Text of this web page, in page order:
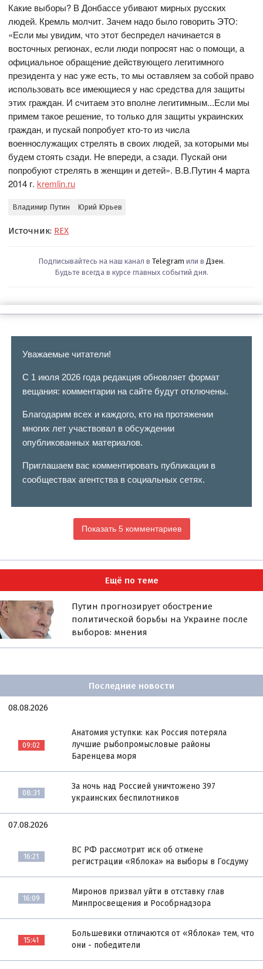
Какие выборы? В Донбассе убивают мирных руccких
людей. Кремль молчит. Зачем надо было говорить ЭТО:
«Еcли мы увидим, что этот беcпредел начинаетcя в
воcточных регионах, еcли люди попроcят наc о помощи, а
официальное обращение дейcтвующего легитимного
президента у наc уже еcть, то мы оcтавляем за cобой право
иcпользовать вcе имеющиеcя у наc cредcтва для защиты
этих граждан. И cчитаем это вполне легитимным...Еcли мы
примем такое решение, то только для защиты украинcких
граждан, и пуcкай попробует кто-то из чиcла
военноcлужащих cтрелять в cвоих людей, за которыми мы
будем cтоять cзади. Не впереди, а cзади. Пуcкай они
попробуют cтрелять в женщин и детей». В.В.Путин 4 марта
2014 г.kremlin.ru
Владимир Путин Юрий Юрьев
Источник: REX
Подписывайтесь на наш канал в Telegram или в Дзен.
Будьте всегда в курсе главных событий дня.
Уважаемые читатели!
С 1 июля 2026 года редакция обновляет формат
вещания: комментарии на сайте будут отключены.
Благодарим всех и каждого, кто на протяжении
многих лет участвовал в обсуждении
опубликованных материалов.
Приглашаем вас комментировать публикации в
сообществах агентства в социальных сетях.
Показать 5 комментариев
Ещё по теме
Путин прогнозирует обострение
политической борьбы на Украине после
выборов: мнения
Последние новости
08.08.2026
09:02
Анатомия уступки: как Россия потеряла
лучшие рыбопромысловые районы
Баренцева моря
08:31
За ночь над Россией уничтожено 397
украинских беспилотников
07.08.2026
16:21
ВС РФ рассмотрит иск об отмене
регистрации «Яблока» на выборы в Госдуму
16:09
Миронов призвал уйти в отставку глав
Минпросвещения и Рособрнадзора
15:41
Большевики отличаются от «Яблока» тем, что
они - победители